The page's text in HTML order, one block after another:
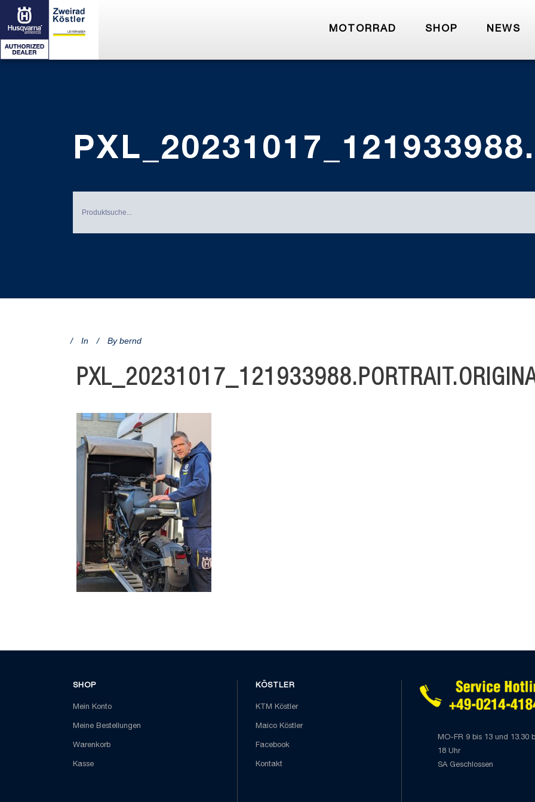
MOTORRAD SHOP NEWS
In By bernd
SHOP
Mein Konto
Meine Bestellungen
Warenkorb
Kasse
KÖSTLER
KTM Köstler
Maico Köstler
Facebook
Kontakt
MO-FR 9 bis 13 und 13.30
18 Uhr
SA Geschlossen